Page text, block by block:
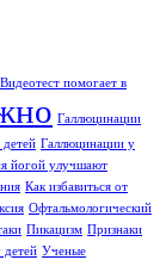
Видеотест помогает в
Галлюцинации
Галлюцинации у
йогой улучшают
Как избавиться от
Офтальмологический
Пикацизм Признаки
детей Ученые